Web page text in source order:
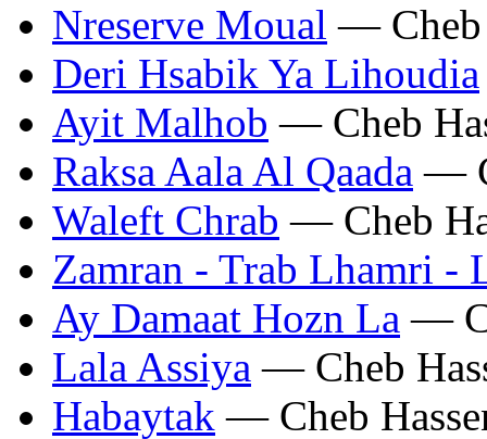
Nreserve Moual — Cheb
Deri Hsabik Ya Lihoudia
Ayit Malhob — Cheb
Raksa Aala Al Qaada —
Waleft Chrab — Cheb
Zamran - Trab Lhamri -
Ay Damaat Hozn La —
Lala Assiya — Cheb
Habaytak — Cheb